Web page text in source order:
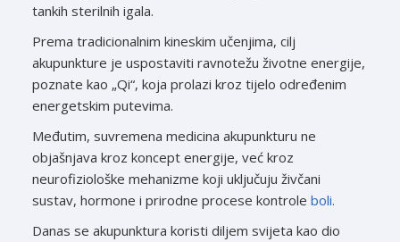
tankih sterilnih igala.
Prema tradicionalnim kineskim učenjima, cilj
akupunkture je uspostaviti ravnotežu životne energije,
poznate kao „Qi“, koja prolazi kroz tijelo određenim
energetskim putevima.
Međutim, suvremena medicina akupunkturu ne
objašnjava kroz koncept energije, već kroz
neurofiziološke mehanizme koji uključuju živčani
sustav, hormone i prirodne procese kontrole boli.
Danas se akupunktura koristi diljem svijeta kao dio